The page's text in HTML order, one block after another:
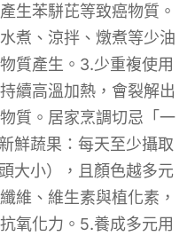
生苯駢芘等致癌物質。
煮、涼拌、燉煮等少油
質產生。3.少重複使用
續高溫加熱，會裂解出
質。居家烹調切忌「一
鮮蔬果：每天至少攝取
大小），且顏色越多元
維、維生素與植化素，
氧化力。5.養成多元用